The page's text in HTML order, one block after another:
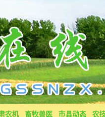
农机 畜牧兽医 市县动态 农